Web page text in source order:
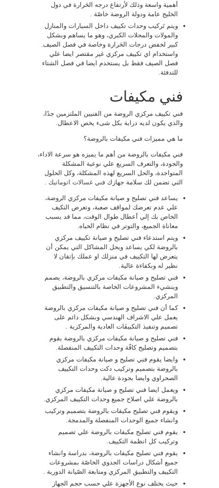
أهمية واسعة وذلك لأرتفاع درجه الحَرارة في دول
الخليج عامة ودولة الروضة خاصّة .
ويتم تَركيب وحدات تكييف داخل السيارات والمنازل
والمولات والمحلات الكبري، وهو ما يساهم وبشكل
كبير لخفض درجات الحَرارة وخاصة في فصل الصيف.
واستخدام اي تكييف مركزي غير مقتصر ايضا علي
فصل الصيف فقط بل يستخدم ايضا في فصل الشتاء
للتدفئة.
فني مكيفات
فني تكييف مركزي الروضة من الفنيين الملتزمين جدًا،
والذي يكون لديه دراية بكل شىء يخص الاعطال.
ما هي مميزات فني مكيفات بالروضة؟
فني مكيفات بالروضة من أهم ما يميزه هو سرعة الاداء،
والجودة، والتعرف السريع علي نوعية المشكلة
المتواجدة، والحل السريع لهذه المشكلة، وكل الحلول
التي تضمن لك سلامة جهازك فني غسالات اتوماتيك
يساعد فني تصليح و صيانة مكيفات مركزي الروضة،
علي عدم تعرضك لمواقف صعبة، وتعرض التكيف
الخاص بك إلي أعطال طوال الوقت، مما قد يسبب
معاناة الجميع، والتوتر في نظام الحياه.
ويتم استدعاء فني تصليح و صيانة تكييف مركزي
بالروضة لكي يساعد ويحل المشاكل التي يمكن أن
يتعرض لها التكييف في منزلك او عملك بإتقان لا
نظير له وبكفاءة عالية.
فني تصليح و صيانة مكيفات مركزي بالروضة، يصمم
وينشيء المشروعات الخاصة بالتنسيق والتطبيق
المركزي.
كما أن فني تصليح و صيانة مكيفات مركزي بالروضة
يعمل علي الاشراف الهندسي وبشكل دائم على
تصميم وتنفيذ التكييفَات العادية والمركزية .
فني تصليح و صيانة مكيفات مركزي بالروضة يقوم
بتصميم وتصليح كافّة وحدات التكييف المنفصلة.
وايضا يقوم فني تصليح و صيانة مكيفات مركزي
بالروضة بتصميم وتركيب دكت وحدات التكييف
الصحراوي وايضا بجودة عالية.
ويعمل ايضا فني تصليح و صيانة مكيفات مركزي
بالروضة علي اصلاح جميع وحدات التكييف المركزي.
ويقوم فني تصليح مكيفات بالروضة بتصميم وتركيب
وانشاء جميع الوحدات المنفصلة والمدمجة.
يقوم فني تصليح مكيفات بالروضة علي تصميم
وتركيب كل انظمة التكييف.
يقوم فني تصليح مكيفات بالروضة، بدراسة وانشاء
جميع أشكال دراسات الجدوي الخاصّة بمشروعات
التكييف والتطبيق المركزي ومتابعة الصّيانة الدورية .
حيث يختلف نوع الأجهزة علي حسب حجم الجهاز